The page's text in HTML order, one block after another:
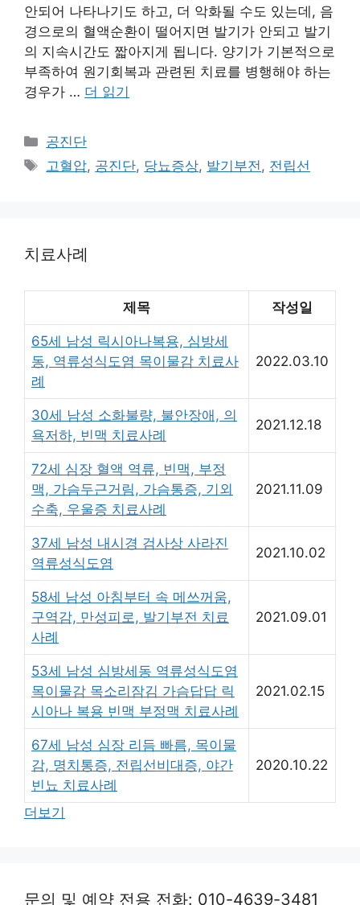
안되어 나타나기도 하고, 더 악화될 수도 있는데, 음
경으로의 혈액순환이 떨어지면 발기가 안되고 발기
의 지속시간도 짧아지게 됩니다. 양기가 기본적으로
부족하여 원기회복과 관련된 치료를 병행해야 하는
경우가 … 더 읽기
카
테
공진단
태
고혈압, 공진단, 당뇨증상, 발기부전, 전립선
치료사례
제목 작성일
65세 남성 릭시아나복용, 심방세
동, 역류성식도염 목이물감 치료사
례
2022.03.10
30세 남성 소화불량, 불안장애, 의
욕저하, 빈맥 치료사례
2021.12.18
72세 심장 혈액 역류, 빈맥, 부정
맥, 가슴두근거림, 가슴통증, 기외
수축, 우울증 치료사례
2021.11.09
37세 남성 내시경 검사상 사라진
역류성식도염
2021.10.02
58세 남성 아침부터 속 메쓰꺼움,
구역감, 만성피로, 발기부전 치료
사례
2021.09.01
53세 남성 심방세동 역류성식도염
목이물감 목소리잠김 가슴답답 릭
시아나 복용 빈맥 부정맥 치료사례
2021.02.15
67세 남성 심장 리듬 빠름, 목이물
감, 명치통증, 전립선비대증, 야간
빈뇨 치료사례
2020.10.22
더보기
문의 및 예약 전용 전화: 010-4639-3481